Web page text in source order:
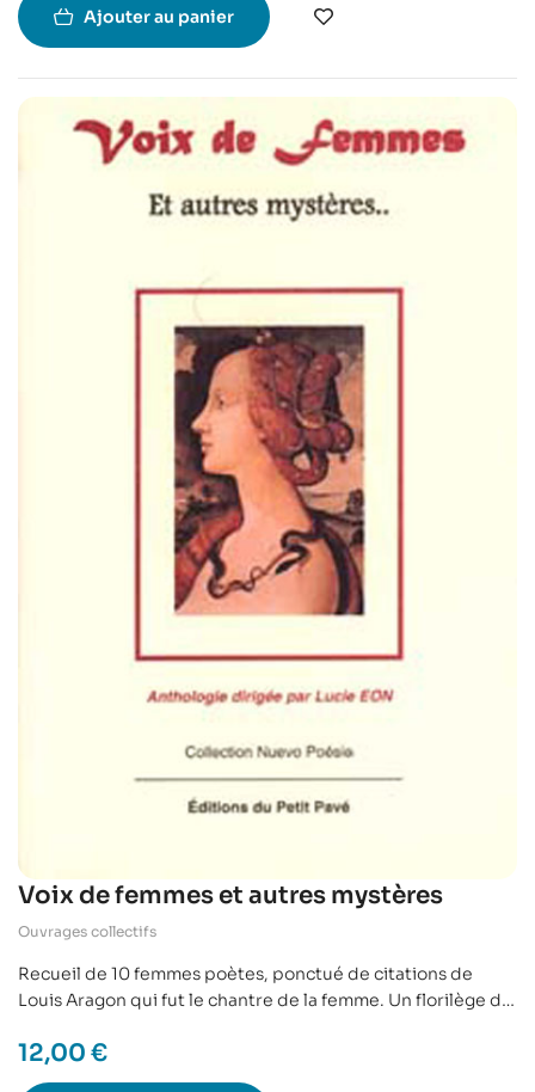
éléments et nous invite é l’accompagner dans son
cheminement intérieur.
Ajouter au panier
Voix de femmes et autres mystères
Ouvrages collectifs
Recueil de 10 femmes poètes, ponctué de citations de
Louis Aragon qui fut le chantre de la femme. Un florilège de
12,00 €